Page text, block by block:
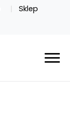
Sklep